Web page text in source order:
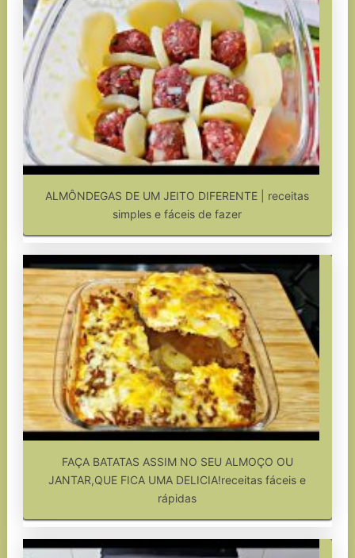
ALMÔNDEGAS DE UM JEITO DIFERENTE | receitas
simples e fáceis de fazer
FAÇA BATATAS ASSIM NO SEU ALMOÇO OU
JANTAR,QUE FICA UMA DELICIA!receitas fáceis e
rápidas